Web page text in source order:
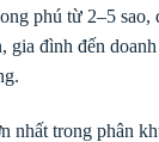
phú từ 2–5 sao,
gia đình đến
nhất trong phân